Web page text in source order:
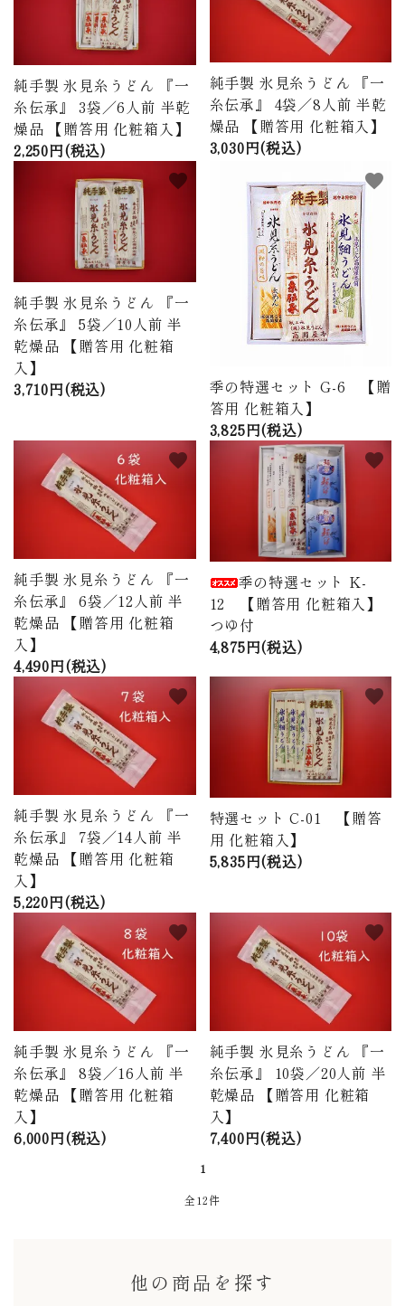
お問い合わせ
ページ一覧
純手製 氷見糸うどん 『一
糸伝承』 3袋／6人前 半乾
燥品 【贈答用 化粧箱入】
2,250円(税込)
純手製 氷見糸うどん 『一
糸伝承』 4袋／8人前 半乾
燥品 【贈答用 化粧箱入】
3,030円(税込)
純手製 氷見糸うどん 『一
糸伝承』 5袋／10人前 半
乾燥品 【贈答用 化粧箱
入】
3,710円(税込)
favorite
季の特選セット G-6 【贈
答用 化粧箱入】
3,825円(税込)
favorite
純手製 氷見糸うどん 『一
糸伝承』 6袋／12人前 半
乾燥品 【贈答用 化粧箱
入】
4,490円(税込)
favorite
季の特選セット K-
12 【贈答用 化粧箱入】
つゆ付
4,875円(税込)
favorite
純手製 氷見糸うどん 『一
糸伝承』 7袋／14人前 半
乾燥品 【贈答用 化粧箱
入】
5,220円(税込)
favorite
特選セット C-01 【贈答
用 化粧箱入】
5,835円(税込)
favorite
純手製 氷見糸うどん 『一
糸伝承』 8袋／16人前 半
乾燥品 【贈答用 化粧箱
入】
6,000円(税込)
favorite
純手製 氷見糸うどん 『一
糸伝承』 10袋／20人前 半
乾燥品 【贈答用 化粧箱
入】
7,400円(税込)
favorite
1
全12件
他の商品を探す